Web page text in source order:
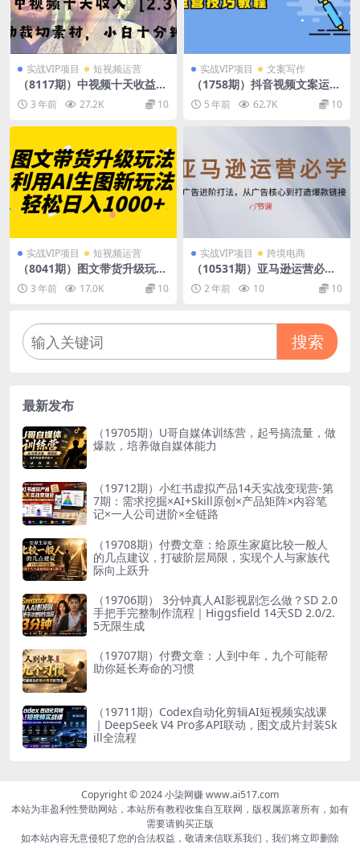
实战VIP项目 短视频运营
（8117期）中视频十天收益2
w＋，多平台爆火项目——三
国演我高阶版，小白十分钟上
手
3 年前 27.2K 10
实战VIP项目 文案写作
（1758期）抖音视频文案运营
技巧教程：注册-养号-发作品-
涨粉方法（10节视频课）
5 年前 62.7K 10
实战VIP项目 短视频运营
（8041期）图文带货升级玩法
2.0分享，利用AI生图新玩
法，每天半小时轻松日入1000
3 年前 17.0K 10
实战VIP项目 跨境电商
（10531期）亚马逊运营必
学： SP广告进阶打法，从广
告核心到打造爆款链接-15节
2 年前 10 10
搜索
最新发布
（19705期）U哥自媒体训练营，起号搞流量，做
爆款，培养做自媒体能力
（19712期）小红书虚拟产品14天实战变现营-第
7期：需求挖掘×AI+Skill原创×产品矩阵×内容笔
记×一人公司进阶×全链路
（19708期）付费文章：给原生家庭比较一般人
的几点建议，打破阶层局限，实现个人与家族代
际向上跃升
（19706期） 3分钟真人AI影视剧怎么做？SD 2.0
手把手完整制作流程｜Higgsfield 14天SD 2.0/2.
5无限生成
（19707期）付费文章：人到中年，九个可能帮
助你延长寿命的习惯
（19711期）Codex自动化剪辑AI短视频实战课
｜DeepSeek V4 Pro多API联动，图文成片封装Sk
ill全流程
Copyright © 2024 小柒网赚 www.ai517.com
本站为非盈利性赞助网站，本站所有教程收集自互联网，版权属原著所有，如有
需要请购买正版
如本站内容无意侵犯了您的合法权益，敬请来信联系我们，我们将立即删除